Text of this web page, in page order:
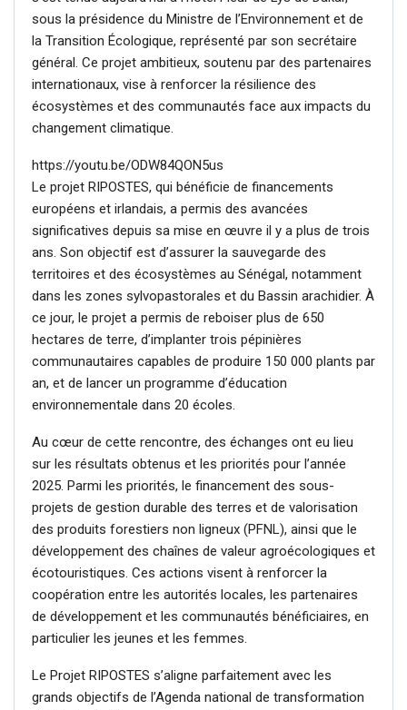
sous la présidence du Ministre de l’Environnement et de
la Transition Écologique, représenté par son secrétaire
général. Ce projet ambitieux, soutenu par des partenaires
internationaux, vise à renforcer la résilience des
écosystèmes et des communautés face aux impacts du
changement climatique.
https://youtu.be/ODW84QON5us
Le projet RIPOSTES, qui bénéficie de financements
européens et irlandais, a permis des avancées
significatives depuis sa mise en œuvre il y a plus de trois
ans. Son objectif est d’assurer la sauvegarde des
territoires et des écosystèmes au Sénégal, notamment
dans les zones sylvopastorales et du Bassin arachidier. À
ce jour, le projet a permis de reboiser plus de 650
hectares de terre, d’implanter trois pépinières
communautaires capables de produire 150 000 plants par
an, et de lancer un programme d’éducation
environnementale dans 20 écoles.
Au cœur de cette rencontre, des échanges ont eu lieu
sur les résultats obtenus et les priorités pour l’année
2025. Parmi les priorités, le financement des sous-
projets de gestion durable des terres et de valorisation
des produits forestiers non ligneux (PFNL), ainsi que le
développement des chaînes de valeur agroécologiques et
écotouristiques. Ces actions visent à renforcer la
coopération entre les autorités locales, les partenaires
de développement et les communautés bénéficiaires, en
particulier les jeunes et les femmes.
Le Projet RIPOSTES s’aligne parfaitement avec les
grands objectifs de l’Agenda national de transformation